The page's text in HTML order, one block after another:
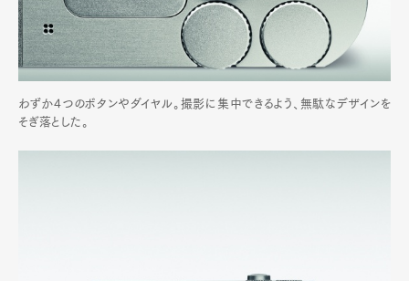
わずか4つのボタンやダイヤル。撮影に集中できるよう、無駄なデザインを
そぎ落とした。